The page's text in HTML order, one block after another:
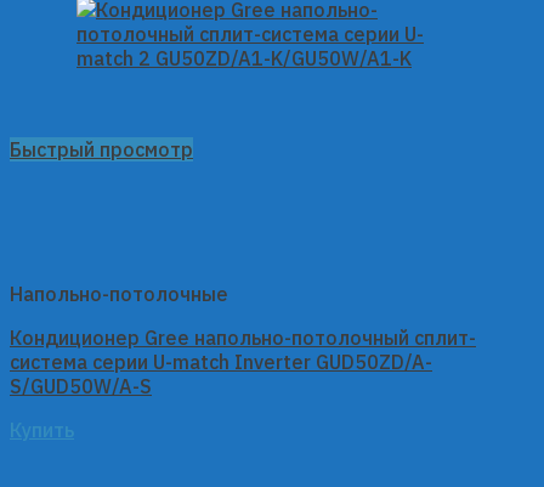
Быстрый просмотр
Напольно-потолочные
Кондиционер Gree напольно-потолочный сплит-
система серии U-match Inverter GUD50ZD/A-
S/GUD50W/A-S
Купить